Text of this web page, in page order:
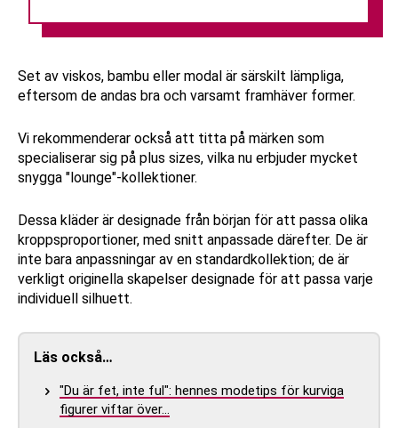
Set av viskos, bambu eller modal är särskilt lämpliga,
eftersom de andas bra och varsamt framhäver former.
Vi rekommenderar också att titta på märken som
specialiserar sig på plus sizes, vilka nu erbjuder mycket
snygga "lounge"-kollektioner.
Dessa kläder är designade från början för att passa olika
kroppsproportioner, med snitt anpassade därefter. De är
inte bara anpassningar av en standardkollektion; de är
verkligt originella skapelser designade för att passa varje
individuell silhuett.
Läs också…
"Du är fet, inte ful": hennes modetips för kurviga
figurer viftar över…